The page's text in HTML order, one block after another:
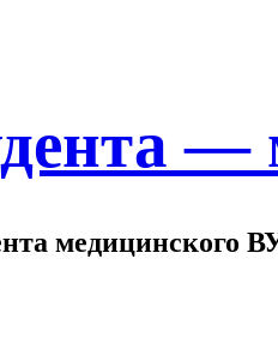
—
медицинского